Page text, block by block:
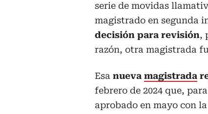
serie de movidas
magistrado en segunda
decisión para revisión,
razón, otra magistrada
Esa nueva magistrada
febrero de 2024 que,
aprobado en mayo con